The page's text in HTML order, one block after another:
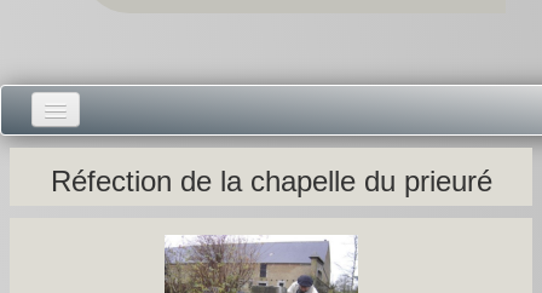
Accueil -
Vie municipale -
Présentations -
Réfection de la chapelle du prieuré